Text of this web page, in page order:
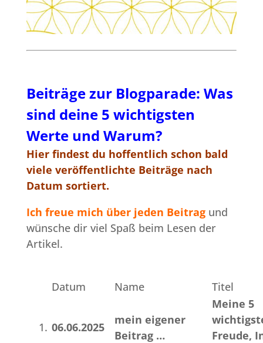
Beiträge zur Blogparade: Was
sind deine 5 wichtigsten
Werte und Warum?
Hier findest du hoffentlich schon bald
viele veröffentlichte Beiträge nach
Datum sortiert.
Ich freue mich über jeden Beitrag und
wünsche dir viel Spaß beim Lesen der
Artikel.
Datum Name Titel
1. 06.06.2025
mein eigener
Beitrag …
Meine 5
Freude,